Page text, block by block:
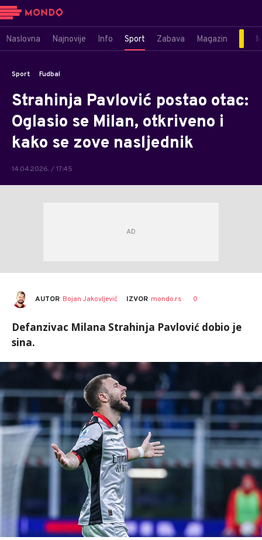
Naslovna Najnovije Info Sport Zabava Magazin
Sport Fudbal
Strahinja Pavlović postao otac:
Oglasio se Milan, otkriveno i
kako se zove nasljednik
14.04.2026. / 17:45
AUTOR Bojan Jakovljević IZVOR mondo.rs 0
Defanzivac Milana Strahinja Pavlović dobio je
sina.